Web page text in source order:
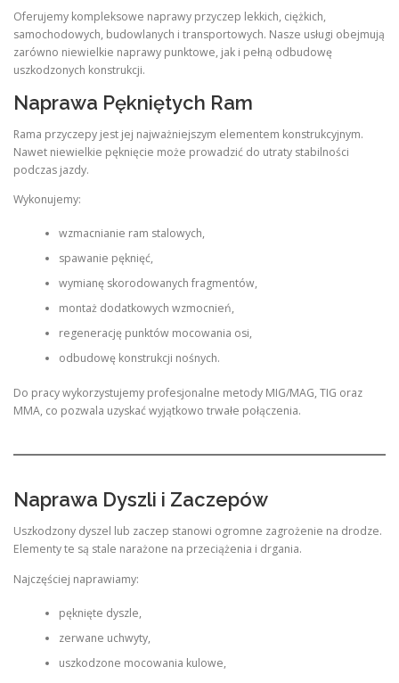
Oferujemy kompleksowe naprawy przyczep lekkich, ciężkich,
samochodowych, budowlanych i transportowych. Nasze usługi obejmują
zarówno niewielkie naprawy punktowe, jak i pełną odbudowę
uszkodzonych konstrukcji.
Naprawa Pękniętych Ram
Rama przyczepy jest jej najważniejszym elementem konstrukcyjnym.
Nawet niewielkie pęknięcie może prowadzić do utraty stabilności
podczas jazdy.
Wykonujemy:
wzmacnianie ram stalowych,
spawanie pęknięć,
wymianę skorodowanych fragmentów,
montaż dodatkowych wzmocnień,
regenerację punktów mocowania osi,
odbudowę konstrukcji nośnych.
Do pracy wykorzystujemy profesjonalne metody MIG/MAG, TIG oraz
MMA, co pozwala uzyskać wyjątkowo trwałe połączenia.
Naprawa Dyszli i Zaczepów
Uszkodzony dyszel lub zaczep stanowi ogromne zagrożenie na drodze.
Elementy te są stale narażone na przeciążenia i drgania.
Najczęściej naprawiamy:
pęknięte dyszle,
zerwane uchwyty,
uszkodzone mocowania kulowe,